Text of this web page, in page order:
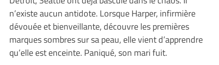
n’existe aucun antidote. Lorsque Harper, infirmière
dévouée et bienveillante, découvre les premières
marques sombres sur sa peau, elle vient d’apprendre
qu’elle est enceinte. Paniqué, son mari fuit.